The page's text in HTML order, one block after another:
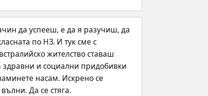
да успееш, е да я разучиш, да
по НЗ. И тук сме с
жителство ставаш
и социални придобивки
насам. Искрено се
Да се стяга.